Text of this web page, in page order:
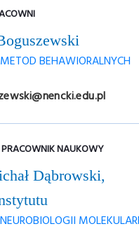
BEHAWIORALNYCH
NAUKOWY
Dąbrowski,